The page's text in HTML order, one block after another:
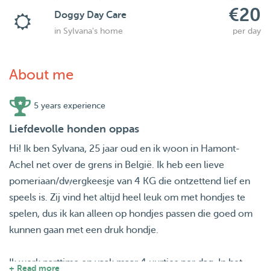
Doggy Day Care €20
in Sylvana's home per day
About me
5 years experience
Liefdevolle honden oppas
Hi! Ik ben Sylvana, 25 jaar oud en ik woon in Hamont-
Achel net over de grens in België. Ik heb een lieve
pomeriaan/dwergkeesje van 4 KG die ontzettend lief en
speels is. Zij vind het altijd heel leuk om met hondjes te
spelen, dus ik kan alleen op hondjes passen die goed om
kunnen gaan met een druk hondje.
Ik werk parttime en vaak maar 4 uurtjes per dag. In het
+ Read more